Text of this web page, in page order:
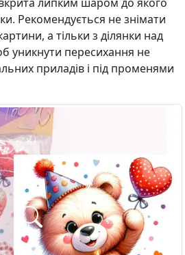
Рекомендується не знімати
а тільки з ділянки над
уникнути пересихання не
приладів і під променями